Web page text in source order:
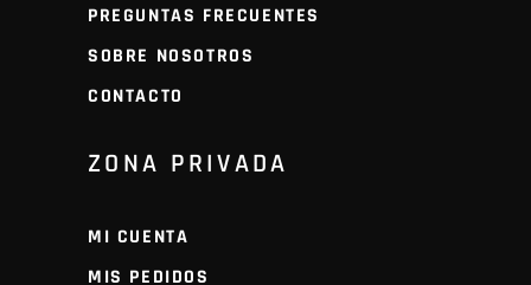
PREGUNTAS FRECUENTES
SOBRE NOSOTROS
CONTACTO
ZONA PRIVADA
MI CUENTA
MIS PEDIDOS